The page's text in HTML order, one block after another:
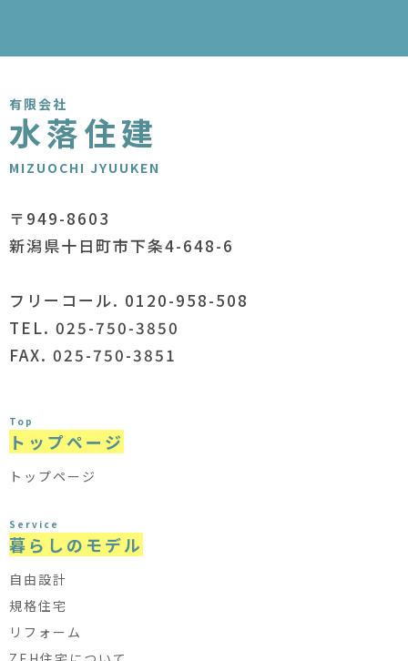
有限会社
水落住建
MIZUOCHI JYUUKEN
〒949-8603
新潟県十日町市下条4-648-6
フリーコール. 0120-958-508
TEL. 025-750-3850
FAX. 025-750-3851
Top
トップページ
トップページ
Service
暮らしのモデル
自由設計
規格住宅
リフォーム